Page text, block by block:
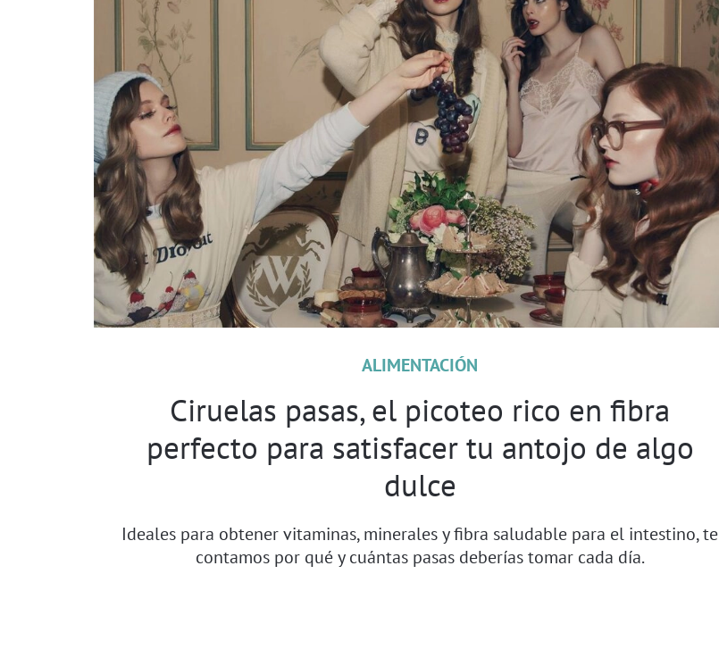
ALIMENTACIÓN
Ciruelas pasas, el picoteo rico en fibra
perfecto para satisfacer tu antojo de algo
dulce
Ideales para obtener vitaminas, minerales y fibra saludable para el intestino, te
contamos por qué y cuántas pasas deberías tomar cada día.